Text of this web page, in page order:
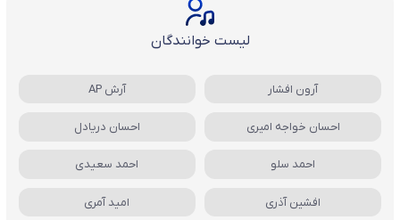
لیست خوانندگان
آرون افشار آرش AP
احسان خواجه امیری احسان دریادل
احمد سلو احمد سعیدی
افشین آذری امید آمری